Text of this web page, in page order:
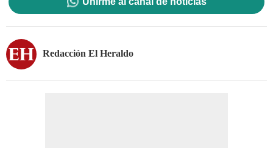
Redacción El Heraldo